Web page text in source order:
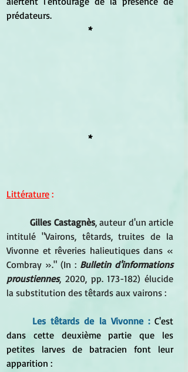
prédateurs.
*
*
Littérature :
Gilles Castagnès, auteur d'un article
intitulé "Vairons, têtards, truites de la
Vivonne et rêveries halieutiques dans «
Combray »." (In : Bulletin d'informations
proustiennes, 2020, pp. 173-182) élucide
la substitution des têtards aux vairons :
Les têtards de la Vivonne : C'est
dans cette deuxième partie que les
petites larves de batracien font leur
apparition :